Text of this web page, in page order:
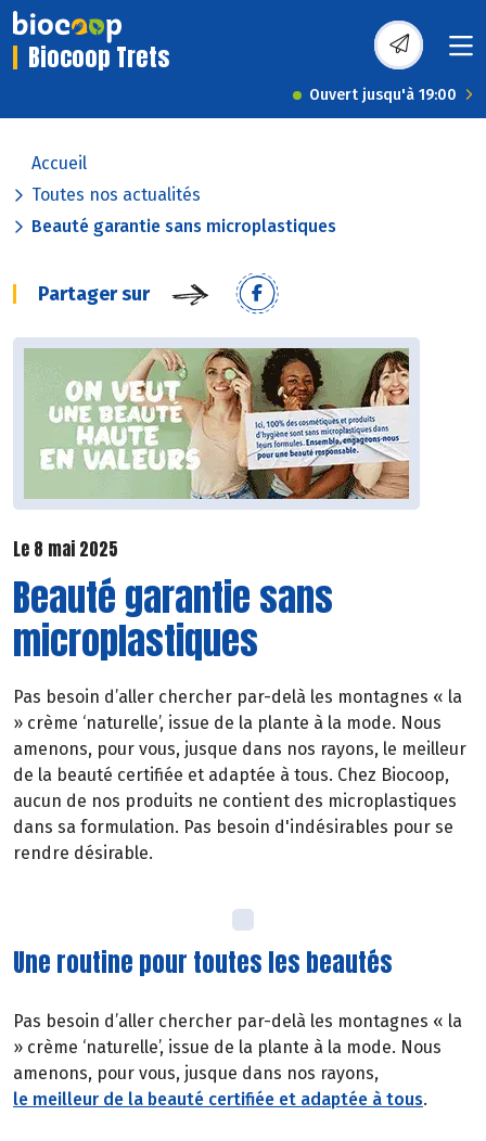
Biocoop Trets
Ouvert jusqu'à 19:00
Accueil
Toutes nos actualités
Beauté garantie sans microplastiques
Partager sur
Le 8 mai 2025
Beauté garantie sans
microplastiques
Pas besoin d’aller chercher par-delà les montagnes « la
» crème ‘naturelle’, issue de la plante à la mode. Nous
amenons, pour vous, jusque dans nos rayons, le meilleur
de la beauté certifiée et adaptée à tous. Chez Biocoop,
aucun de nos produits ne contient des microplastiques
dans sa formulation. Pas besoin d'indésirables pour se
rendre désirable.
Une routine pour toutes les beautés
Pas besoin d’aller chercher par-delà les montagnes « la
» crème ‘naturelle’, issue de la plante à la mode. Nous
amenons, pour vous, jusque dans nos rayons,
le meilleur de la beauté certifiée et adaptée à tous.